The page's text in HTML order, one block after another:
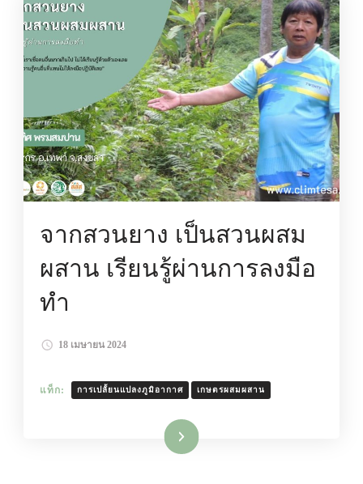
จากสวนยาง เป็นสวนผสม
ผสาน เรียนรู้ผ่านการลงมือ
ทำ
18 เมษายน 2024
แท็ก: การเปลั้ยนแปลงภูมิอากาศ เกษตรผสมผสาน
อ่านเพิ่มเติม